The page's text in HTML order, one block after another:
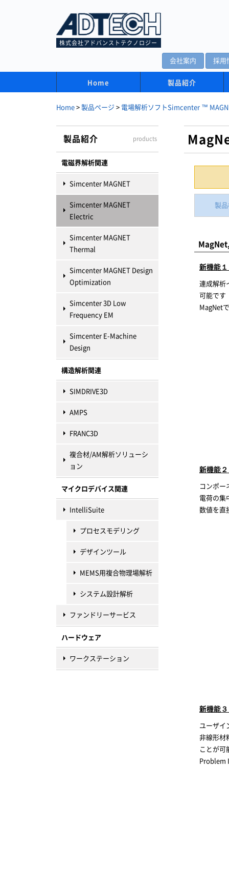
株式会社アドバンストテクノロジー
会社案内 採用
Home 製品紹介
Home > 製品ページ > 電場解析ソフトSimcenter ™
製品紹介 products
電磁界解析関連
Simcenter MAGNET
Simcenter MAGNET
Electric
Simcenter MAGNET
Thermal
Simcenter MAGNET Design
Optimization
Simcenter 3D Low
Frequency EM
Simcenter E-Machine
Design
構造解析関連
SIMDRIVE3D
AMPS
FRANC3D
複合材/AM解析ソリューシ
ョン
マイクロデバイス関連
IntelliSuite
プロセスモデリング
デザインツール
MEMS用複合物理場解析
システム設計解析
ファンドリーサービス
ハードウェア
ワークステーション
製
新機能
連成解析
可能です
MagNet
新機能
コンポー
電荷の集
数値を直
新機能
ユーザイ
非線形材
ことが可
Problem